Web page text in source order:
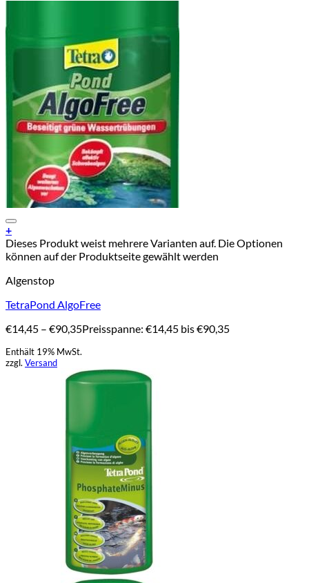
+
Dieses Produkt weist mehrere Varianten auf. Die Optionen
können auf der Produktseite gewählt werden
Algenstop
TetraPond AlgoFree
€14,45 – €90,35Preisspanne: €14,45 bis €90,35
Enthält 19% MwSt.
zzgl. Versand